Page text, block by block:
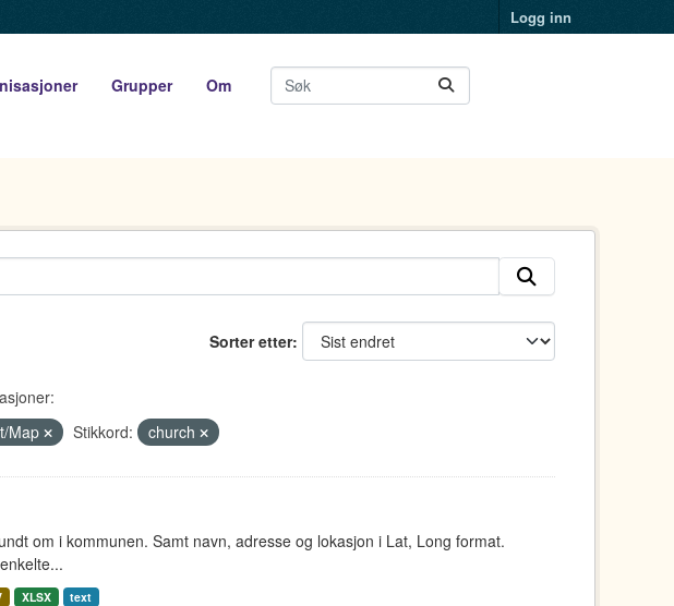
Logg inn
Grupper Om
Sorter etter
Map Stikkord: church
om i kommunen. Samt navn, adresse og lokasjon i Lat, Long format.
XLSX text